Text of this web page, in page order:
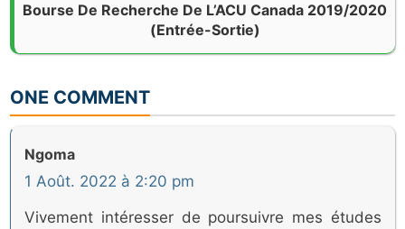
Bourse De Recherche De L’ACU Canada 2019/2020
(entrée-Sortie)
ONE COMMENT
Ngoma
1 Août. 2022 à 2:20 pm
Vivement intéresser de poursuivre mes études